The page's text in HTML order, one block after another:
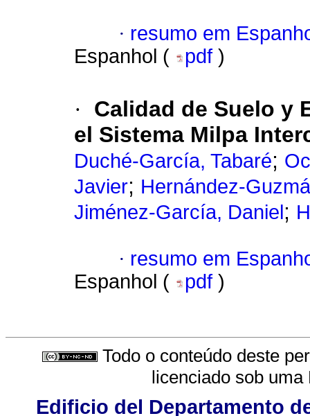
· resumo em
Espanhol (
pdf )
·
Calidad de Suelo y
el Sistema Milpa
Duché-García, Tabaré;
Javier; Hernández-
Jiménez-García, Daniel ;
· resumo em
Espanhol (
pdf )
Todo o conteúdo deste
licenciado sob uma
Edificio del Departamento